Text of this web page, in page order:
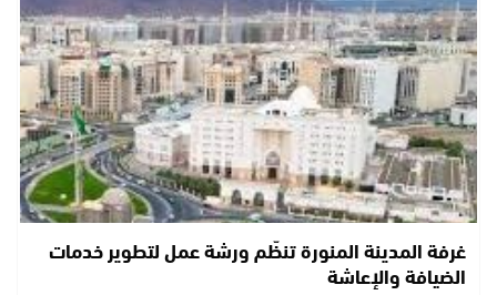
غرفة المدينة المنورة تنظّم ورشة عمل لتطوير خدمات
الضيافة والإعاشة